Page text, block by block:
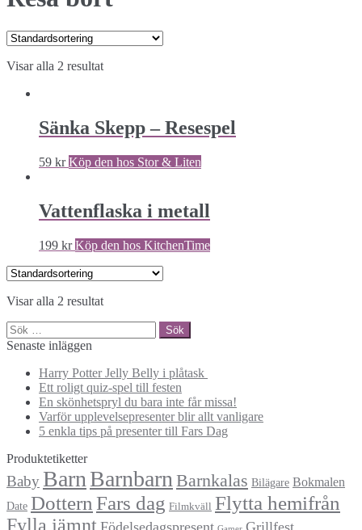
Visar alla 2 resultat
Sänka Skepp – Resespel
59 kr Köp den hos Stor & Liten
Vattenflaska i metall
199 kr Köp den hos KitchenTime
Visar alla 2 resultat
Sök
efter:
Senaste inläggen
Harry Potter Jelly Belly i plåtask
Ett roligt quiz-spel till festen
En skönhetspryl du bara inte får missa!
Varför upplevelsepresenter blir allt vanligare
5 enkla tips på presenter till Fars Dag
Produktetiketter
Baby Barn Barnbarn Barnkalas Bilägare Bokmalen
Date Dottern Fars dag Filmkväll Flytta hemifrån
Fylla jämnt Födelsedagspresent Grillfest